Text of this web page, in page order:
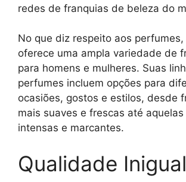
redes de franquias de beleza do
No que diz respeito aos perfumes,
oferece uma ampla variedade de
para homens e mulheres. Suas
perfumes incluem opções para
ocasiões, gostos e estilos, desde
mais suaves e frescas até aquelas
intensas e marcantes.
Qualidade